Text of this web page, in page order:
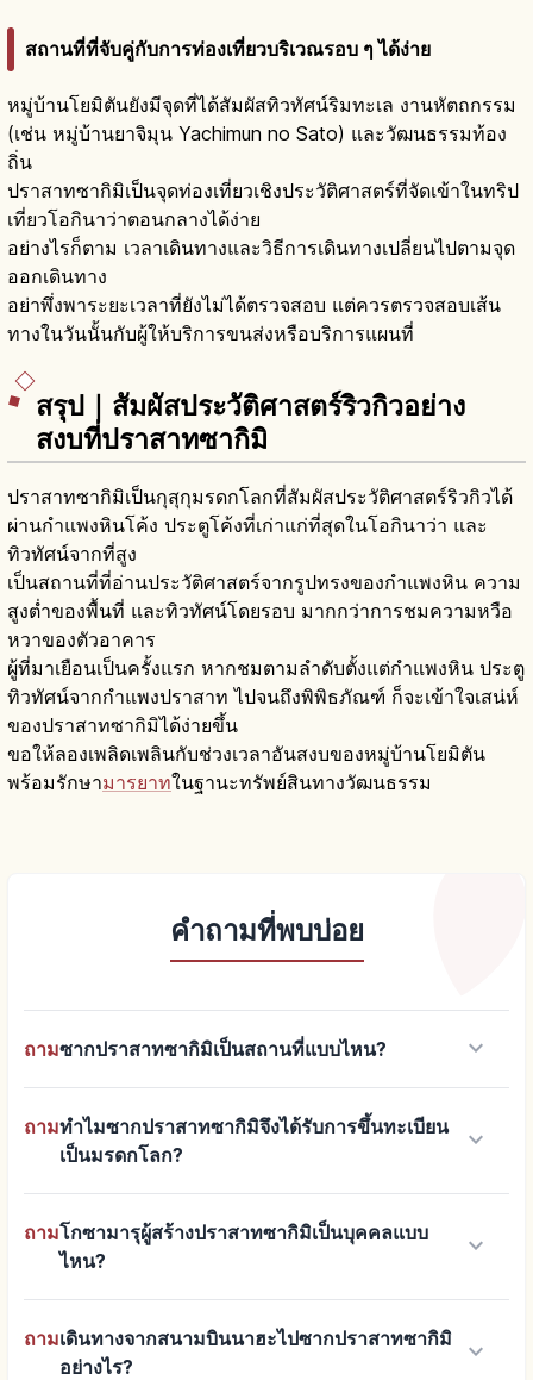
สถานที่ที่จับคู่กับการท่องเที่ยวบริเวณรอบ ๆ ได้ง่าย
หมู่บ้านโยมิตันยังมีจุดที่ได้สัมผัสทิวทัศน์ริมทะเล งานหัตถกรรม
(เช่น หมู่บ้านยาจิมุน Yachimun no Sato) และวัฒนธรรมท้อง
ถิ่น
ปราสาทซากิมิเป็นจุดท่องเที่ยวเชิงประวัติศาสตร์ที่จัดเข้าในทริป
เที่ยวโอกินาว่าตอนกลางได้ง่าย
อย่างไรก็ตาม เวลาเดินทางและวิธีการเดินทางเปลี่ยนไปตามจุด
ออกเดินทาง
อย่าพึ่งพาระยะเวลาที่ยังไม่ได้ตรวจสอบ แต่ควรตรวจสอบเส้น
ทางในวันนั้นกับผู้ให้บริการขนส่งหรือบริการแผนที่
สรุป｜สัมผัสประวัติศาสตร์ริวกิวอย่าง
สงบที่ปราสาทซากิมิ
ปราสาทซากิมิเป็นกุสุกุมรดกโลกที่สัมผัสประวัติศาสตร์ริวกิวได้
ผ่านกำแพงหินโค้ง ประตูโค้งที่เก่าแก่ที่สุดในโอกินาว่า และ
ทิวทัศน์จากที่สูง
เป็นสถานที่ที่อ่านประวัติศาสตร์จากรูปทรงของกำแพงหิน ความ
สูงต่ำของพื้นที่ และทิวทัศน์โดยรอบ มากกว่าการชมความหวือ
หวาของตัวอาคาร
ผู้ที่มาเยือนเป็นครั้งแรก หากชมตามลำดับตั้งแต่กำแพงหิน ประตู
ทิวทัศน์จากกำแพงปราสาท ไปจนถึงพิพิธภัณฑ์ ก็จะเข้าใจเสน่ห์
ของปราสาทซากิมิได้ง่ายขึ้น
ขอให้ลองเพลิดเพลินกับช่วงเวลาอันสงบของหมู่บ้านโยมิตัน
พร้อมรักษามารยาทในฐานะทรัพย์สินทางวัฒนธรรม
คำถามที่พบบ่อย
ถามซากปราสาทซากิมิเป็นสถานที่แบบไหน? keyboard_arrow_down
ถามทำไมซากปราสาทซากิมิจึงได้รับการขึ้นทะเบียน
เป็นมรดกโลก?
keyboard_arrow_down
ถามโกซามารุผู้สร้างปราสาทซากิมิเป็นบุคคลแบบ
ไหน?
keyboard_arrow_down
ถามเดินทางจากสนามบินนาฮะไปซากปราสาทซากิมิ
อย่างไร?
keyboard_arrow_down